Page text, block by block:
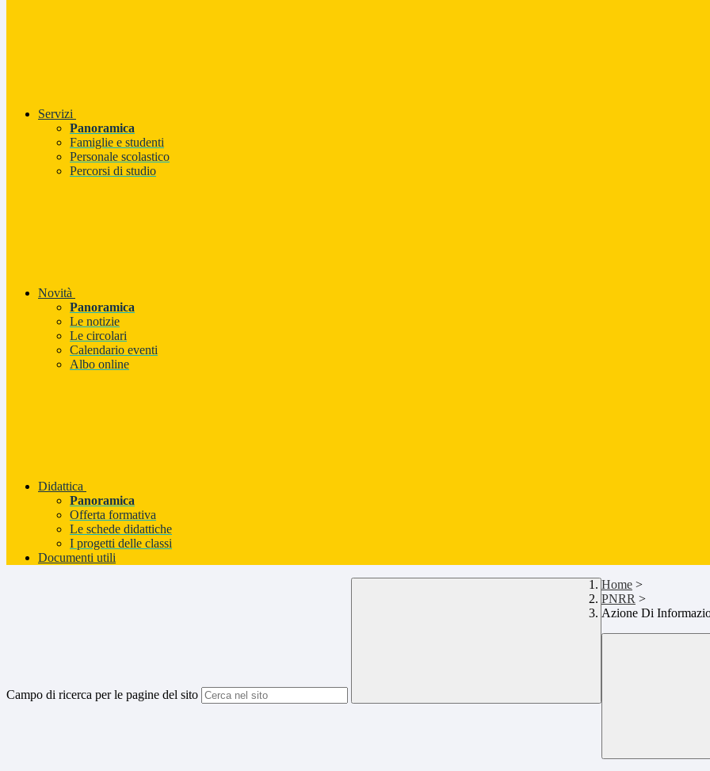
Servizi
Panoramica
Famiglie e studenti
Personale scolastico
Percorsi di studio
Novità
Panoramica
Le notizie
Le circolari
Calendario eventi
Albo online
Didattica
Panoramica
Offerta formativa
Le schede didattiche
I progetti delle classi
Documenti utili
Campo di ricerca per le pagine del sito
Home >
PNRR >
Azione Di